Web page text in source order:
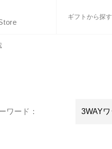
ギフトから探す
ワード：